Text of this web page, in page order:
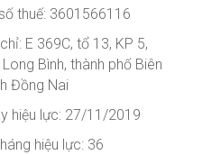
thuế: 3601566116
E 369C, tổ 13, KP 5,
Bình, thành phố Biên
Đồng Nai
hiệu lực: 27/11/2019
hiệu lực: 36